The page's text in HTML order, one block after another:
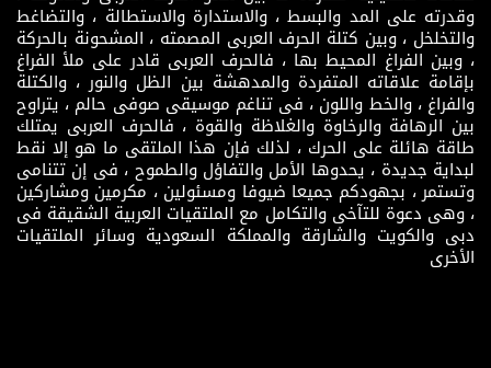
وقدرته على المد والبسط ، والاستدارة والاستطالة ، والتضاغط
والتخلخل ، وبين كتلة الحرف العربى المصمته ، المشحونة بالحركة
، وبين الفراغ المحيط بها ، فالحرف العربى قادر على ملأ الفراغ
بإقامة علاقاته المتفردة والمدهشة بين الظل والنور ، والكتلة
والفراغ ، والخط واللون ، فى تناغم موسيقى صوفى حالم ، يتراوح
بين الرهافة والرخاوة والغلاظة والقوة ، فالحرف العربى يمتلك
طاقة هائلة على الحرك ، لذلك فإن هذا الملتقى ما هو إلا نقط
لبداية جديدة ، يحدوها الأمل والتفاؤل والطموح ، فى إن تتنامى
وتستمر ، بجهودكم جميعا ضيوفا ومسئولين ، مكرمين ومشاركين
، وهى دعوة للتآخى والتكامل مع الملتقيات العربية الشقيقة فى
دبى والكويت والشارقة والمملكة السعودية وسائر الملتقيات
الأخرى